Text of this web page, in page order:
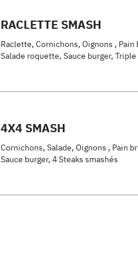
RACLETTE SMASH
Raclette, Cornichons, Oignons ,
Salade roquette, Sauce burger,
4X4 SMASH
Cornichons, Salade, Oignons , Pain
Sauce burger, 4 Steaks smashés